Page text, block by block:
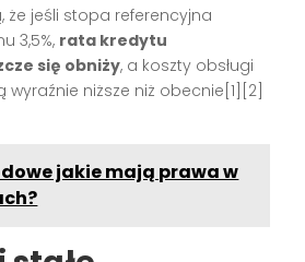
że jeśli stopa referencyjna
3,5%, rata kredytu
się obniży, a koszty obsługi
niższe niż obecnie[1][2]
jakie mają prawa w